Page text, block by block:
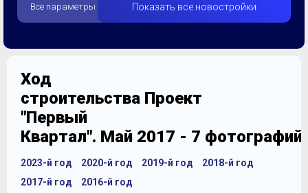
Все параметры Показать все новостройки
Ход
строительства Проект
"Первый
Квартал". Май 2017 - 7 фотографий
2023-й год 2020-й год 2019-й год
2018-й год
2017-й год
2016-й год